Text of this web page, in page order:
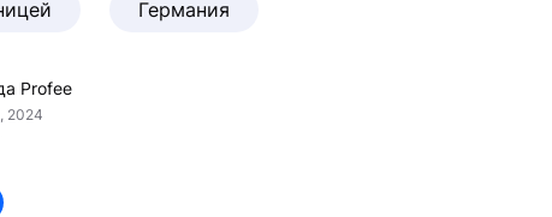
Германия
Profee
2024